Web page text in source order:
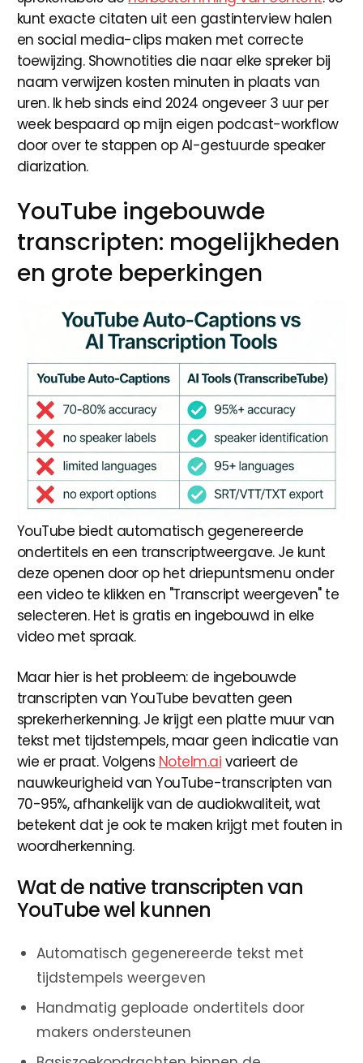
kunt exacte citaten uit een gastinterview halen
en social media-clips maken met correcte
toewijzing. Shownotities die naar elke spreker bij
naam verwijzen kosten minuten in plaats van
uren. Ik heb sinds eind 2024 ongeveer 3 uur per
week bespaard op mijn eigen podcast-workflow
door over te stappen op AI-gestuurde speaker
diarization.
YouTube ingebouwde
transcripten: mogelijkheden
en grote beperkingen
YouTube biedt automatisch gegenereerde
ondertitels en een transcriptweergave. Je kunt
deze openen door op het driepuntsmenu onder
een video te klikken en "Transcript weergeven" te
selecteren. Het is gratis en ingebouwd in elke
video met spraak.
Maar hier is het probleem: de ingebouwde
transcripten van YouTube bevatten geen
sprekerherkenning. Je krijgt een platte muur van
tekst met tijdstempels, maar geen indicatie van
wie er praat. Volgens Notelm.ai varieert de
nauwkeurigheid van YouTube-transcripten van
70-95%, afhankelijk van de audiokwaliteit, wat
betekent dat je ook te maken krijgt met fouten in
woordherkenning.
Wat de native transcripten van
YouTube wel kunnen
Automatisch gegenereerde tekst met
tijdstempels weergeven
Handmatig geploade ondertitels door
makers ondersteunen